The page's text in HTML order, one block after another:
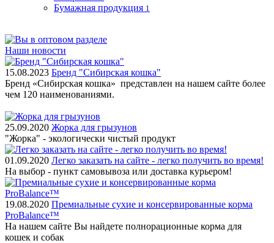
Бумажная продукция 1
Наши новости
15.08.2023 Бренд "Сибирская кошка"
Бренд «Сибирская кошка» представлен на нашем сайте более
чем 120 наименованиями.
25.09.2020 Жорка для грызунов
"Жорка" - экологически чистый продукт
01.09.2020 Легко заказать на сайте - легко получить во время!
На выбор - пункт самовывоза или доставка курьером!
19.08.2020 Премиальные сухие и консервированные корма
ProBalance™
На нашем сайте Вы найдете полнорационные корма для
кошек и собак